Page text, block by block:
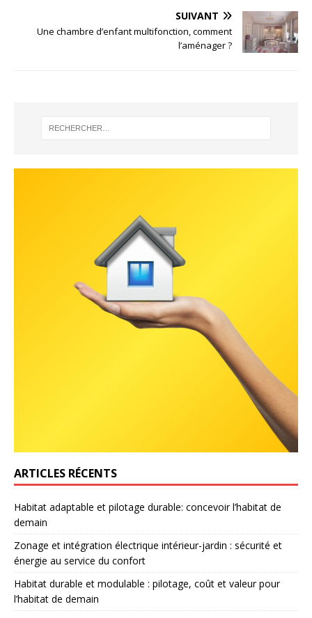
SUIVANT
Une chambre d’enfant multifonction, comment
l’aménager ?
ARTICLES RÉCENTS
Habitat adaptable et pilotage durable: concevoir l’habitat de
demain
Zonage et intégration électrique intérieur-jardin : sécurité et
énergie au service du confort
Habitat durable et modulable : pilotage, coût et valeur pour
l’habitat de demain